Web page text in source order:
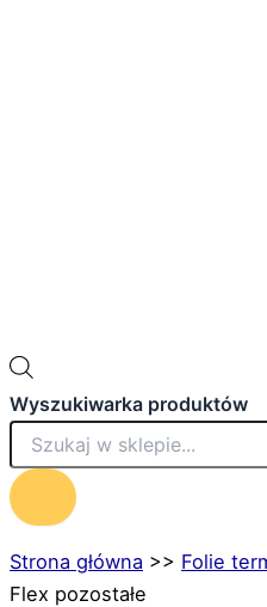
Wyszukiwarka produktów
Strona główna >> Folie
Flex pozostałe